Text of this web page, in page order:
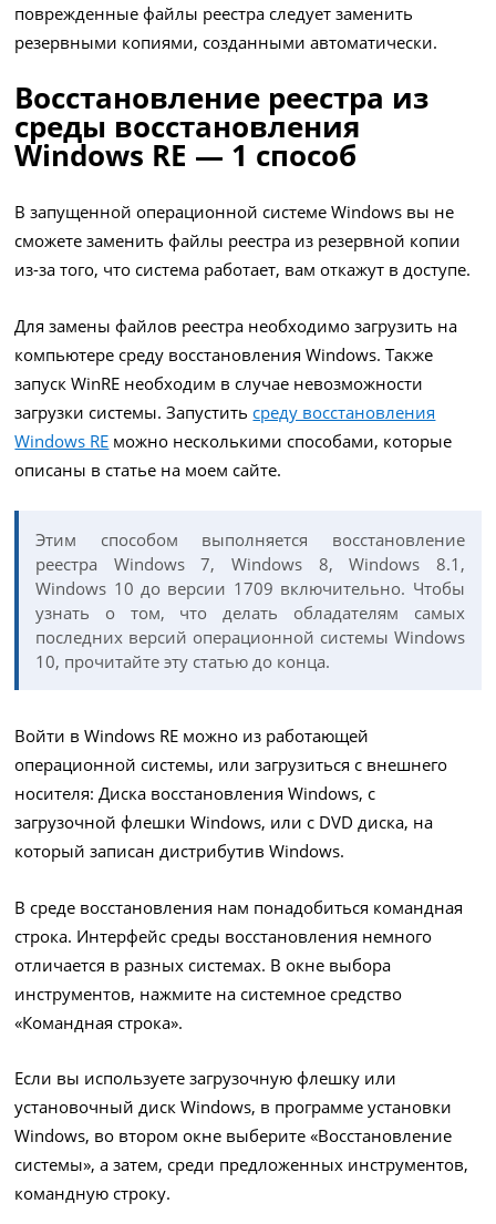
поврежденные файлы реестра следует заменить
резервными копиями, созданными автоматически.
Восстановление реестра из
среды восстановления
Windows RE — 1 способ
В запущенной операционной системе Windows вы не
сможете заменить файлы реестра из резервной копии
из-за того, что система работает, вам откажут в доступе.
Для замены файлов реестра необходимо загрузить на
компьютере среду восстановления Windows. Также
запуск WinRE необходим в случае невозможности
загрузки системы. Запустить среду восстановления
Windows RE можно несколькими способами, которые
описаны в статье на моем сайте.
Этим способом выполняется восстановление
реестра Windows 7, Windows 8, Windows 8.1,
Windows 10 до версии 1709 включительно. Чтобы
узнать о том, что делать обладателям самых
последних версий операционной системы Windows
10, прочитайте эту статью до конца.
Войти в Windows RE можно из работающей
операционной системы, или загрузиться с внешнего
носителя: Диска восстановления Windows, с
загрузочной флешки Windows, или с DVD диска, на
который записан дистрибутив Windows.
В среде восстановления нам понадобиться командная
строка. Интерфейс среды восстановления немного
отличается в разных системах. В окне выбора
инструментов, нажмите на системное средство
«Командная строка».
Если вы используете загрузочную флешку или
установочный диск Windows, в программе установки
Windows, во втором окне выберите «Восстановление
системы», а затем, среди предложенных инструментов,
командную строку.